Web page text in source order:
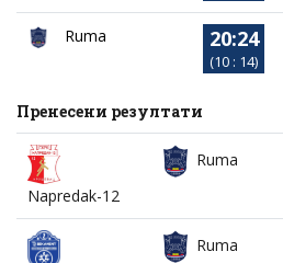
Ruma 20:24
(10 : 14)
Пренесени резултати
Napredak-12
Ruma
Ruma